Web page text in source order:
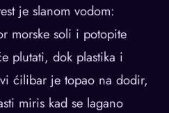
je slanom vodom:
morske soli i potopite
plutati, dok plastika i
ćilibar je topao na dodir,
miris kad se lagano